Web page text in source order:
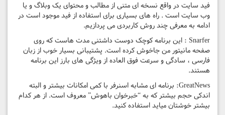
فید سایت در واقع نسخه ای متنی از مطالب و محتوای یک وبلاگ و یا
وب سایت است . راه های بسیاری برای استفاده از فید موجود است در
ادامه به معرفی چند روش کاربردی می پردازیم.
Snarfer : این برنامه کوچک دوست داشتنی مدت هاست که روی
صفحه مانیتور من جاخوش کرده است. پشتیبانی بسیار خوب از زبان
فارسی ، سادگی و سرعت فوق العاده از ویژگی های بارز این برنامه
هستند.
GreatNews: برنامه ای مشابه اسنرفر با کمی امکانات بیشتر و البته
اندکی حجم بیشتر که به “خبرخوان باهوش” معروف است. از هر کدام
بیشتر خوشتان میاید استفاده کنید.